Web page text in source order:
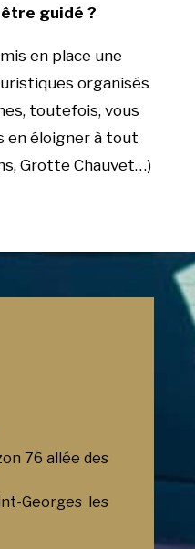
guidé ?
en place une
organisés
toutefois, vous
en éloigner à tout
Grotte Chauvet…)
76 allée des
Georges les